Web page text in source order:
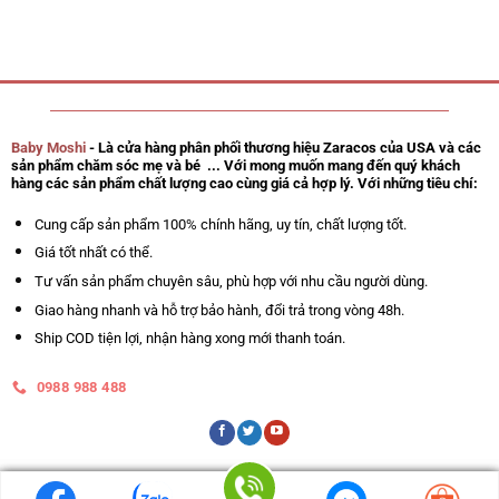
Baby Moshi- Là cửa hàng phân phối thương hiệu Zaracos của USA và các
sản phẩm chăm sóc mẹ và bé ... Với mong muốn mang đến quý khách
hàng các sản phẩm chất lượng cao cùng giá cả hợp lý. Với những tiêu chí:
Cung cấp sản phẩm 100% chính hãng, uy tín, chất lượng tốt.
Giá tốt nhất có thể.
Tư vấn sản phẩm chuyên sâu, phù hợp với nhu cầu người dùng.
Giao hàng nhanh và hỗ trợ bảo hành, đổi trả trong vòng 48h.
Ship COD tiện lợi, nhận hàng xong mới thanh toán.
0988 988 488